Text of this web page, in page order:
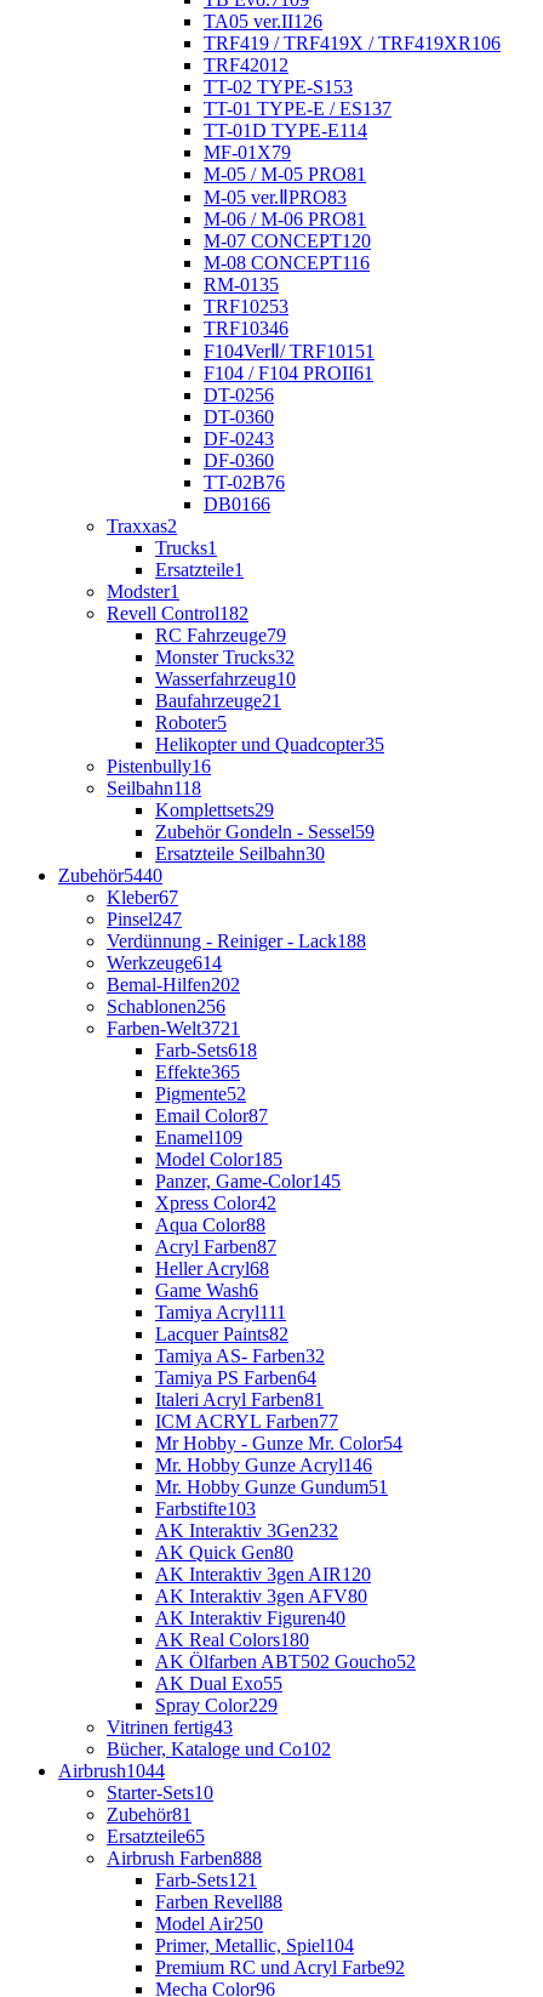
TA05 ver.II126
TRF419 / TRF419X / TRF419XR106
TRF42012
TT-02 TYPE-S153
TT-01 TYPE-E / ES137
TT-01D TYPE-E114
MF-01X79
M-05 / M-05 PRO81
M-05 ver.ⅡPRO83
M-06 / M-06 PRO81
M-07 CONCEPT120
M-08 CONCEPT116
RM-0135
TRF10253
TRF10346
F104VerⅡ/ TRF101 51
F104 / F104 PROII61
DT-0256
DT-0360
DF-0243
DF-0360
TT-02B76
DB0166
Traxxas2
Trucks1
Ersatzteile1
Modster1
Revell Control182
RC Fahrzeuge79
Monster Trucks32
Wasserfahrzeug10
Baufahrzeuge21
Roboter5
Helikopter und Quadcopter35
Pistenbully16
Seilbahn118
Komplettsets29
Zubehör Gondeln - Sessel59
Ersatzteile Seilbahn30
Zubehör5440
Kleber67
Pinsel247
Verdünnung - Reiniger - Lack188
Werkzeuge614
Bemal-Hilfen202
Schablonen256
Farben-Welt3721
Farb-Sets618
Effekte365
Pigmente52
Email Color87
Enamel109
Model Color185
Panzer, Game-Color145
Xpress Color42
Aqua Color88
Acryl Farben87
Heller Acryl68
Game Wash6
Tamiya Acryl111
Lacquer Paints82
Tamiya AS- Farben32
Tamiya PS Farben64
Italeri Acryl Farben81
ICM ACRYL Farben77
Mr Hobby - Gunze Mr. Color54
Mr. Hobby Gunze Acryl146
Mr. Hobby Gunze Gundum51
Farbstifte103
AK Interaktiv 3Gen232
AK Quick Gen80
AK Interaktiv 3gen AIR120
AK Interaktiv 3gen AFV80
AK Interaktiv Figuren40
AK Real Colors180
AK Ölfarben ABT502 Goucho52
AK Dual Exo55
Spray Color229
Vitrinen fertig43
Bücher, Kataloge und Co102
Airbrush1044
Starter-Sets10
Zubehör81
Ersatzteile65
Airbrush Farben888
Farb-Sets121
Farben Revell88
Model Air250
Primer, Metallic, Spiel104
Premium RC und Acryl Farbe92
Mecha Color96